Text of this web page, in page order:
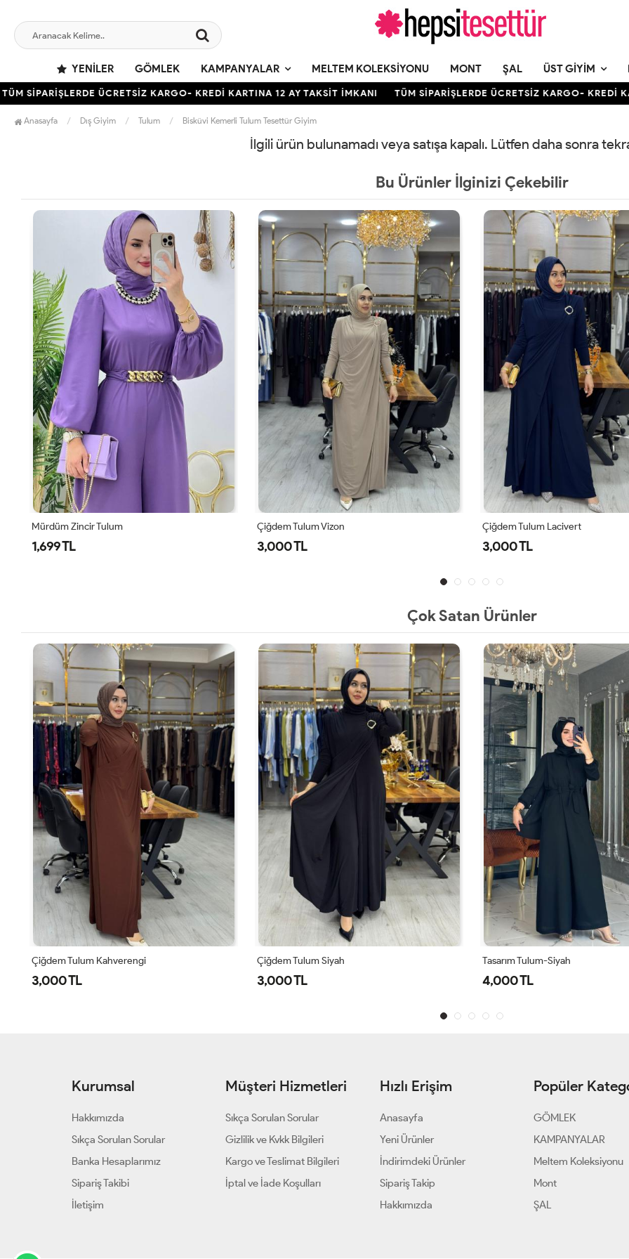
YENILER GÖMLEK KAMPANYALAR MELTEM KOLEKSIYONU MONT ŞAL ÜST GIYIM
SİPARİŞLERDE ÜCRETSİZ KARGO- KREDİ KARTINA 12 AY TAKSİT İMKANI TÜM SİPARİŞLERDE ÜCRETSİZ KARGO- KREDİ
Anasayfa Dış Giyim Tulum Bisküvi Kemerli Tulum Tesettür Giyim
İlgili ürün bulunamadı veya satışa kapalı. Lütfen daha sonra
Bu Ürünler İlginizi Çekebilir
Mürdüm Zincir Tulum
1,699 TL
Çiğdem Tulum Vizon
3,000 TL
Çiğdem Tulum Lacivert
3,000 TL
Çok Satan Ürünler
Çiğdem Tulum Kahverengi
3,000 TL
Çiğdem Tulum Siyah
3,000 TL
Tasarım Tulum-Siyah
4,000 TL
Kurumsal
Hakkımızda
Sıkça Sorulan Sorular
Banka Hesaplarımız
Sipariş Takibi
İletişim
Müşteri Hizmetleri
Sıkça Sorulan Sorular
Gizlilik ve Kvkk Bilgileri
Kargo ve Teslimat Bilgileri
İptal ve İade Koşulları
Hızlı Erişim
Anasayfa
Yeni Ürünler
İndirimdeki Ürünler
Sipariş Takip
Hakkımızda
Popüler
GÖMLEK
KAMPANYALAR
Meltem Koleksiyonu
Mont
ŞAL